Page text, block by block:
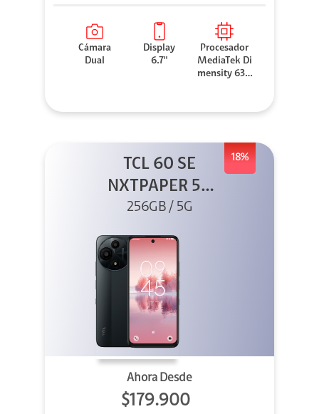
Cámara
Dual
Display
6.7"
Procesador
MediaTek Di
mensity 630
18%
TCL 60 SE
NXTPAPER 5G
256GB Gris
256GB / 5G
Ahora Desde
$179.900